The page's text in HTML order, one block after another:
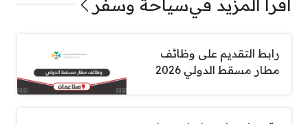
اقرأ المزيد فيسياحة وسفر
رابط التقديم على وظائف
مطار مسقط الدولي 2026